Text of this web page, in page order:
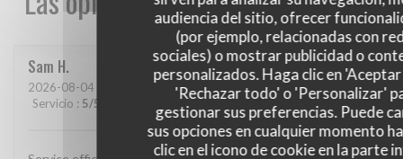
audiencia del sitio, ofrecer
(por ejemplo, relacionadas con
sociales) o mostrar publicidad o
personalizados. Haga clic en
'Rechazar todo' o 'Personalizar'
gestionar sus preferencias. Puede
sus opciones en cualquier momento
clic en el icono de cookie en la parte
Sam H
2026-08-04 - 19:45 - Invitados 3
Servicio : 5/5 /5 Menú:5/5 Calidad / Precio: 5/5